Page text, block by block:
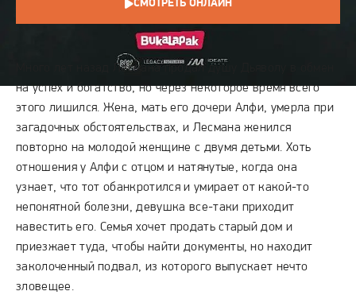
СМОТРЕТЬ ОНЛАЙН
Много лет назад Лесмана продал душу Дьяволу в обмен
на успех и богатство, но через некоторое время всего
этого лишился. Жена, мать его дочери Алфи, умерла при
загадочных обстоятельствах, и Лесмана женился
повторно на молодой женщине с двумя детьми. Хоть
отношения у Алфи с отцом и натянутые, когда она
узнает, что тот обанкротился и умирает от какой-то
непонятной болезни, девушка все-таки приходит
навестить его. Семья хочет продать старый дом и
приезжает туда, чтобы найти документы, но находит
заколоченный подвал, из которого выпускает нечто
зловещее.